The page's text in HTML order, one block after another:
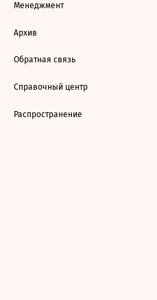
Менеджмент
Архив
Обратная связь
Справочный центр
Распространение